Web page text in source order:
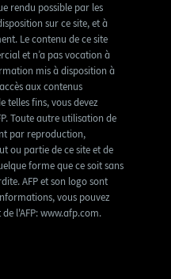
rendu possible par les
sur ce site, et à
Le contenu de ce site
et n’a pas vocation à
mis à disposition à
aux contenus
telles fins, vous devez
Toute autre utilisation de
par reproduction,
ou partie de ce site et de
forme que ce soit sans
AFP et son logo sont
vous pouvez
l'AFP: www.afp.com.